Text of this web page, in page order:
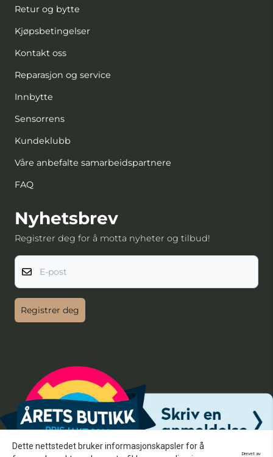
Retur og bytte
Kjøpsbetingelser
Kontakt oss
Reparasjon og service
Innbytte
Sensorrens
Kundeklubb
Våre anbefalte samarbeidspartnere
FAQ
Nyhetsbrev
Registrer deg for å motta nyheter og tilbud!
E-post
Registrer deg
Dette nettstedet bruker informasjonskapsler for å
Drevet av